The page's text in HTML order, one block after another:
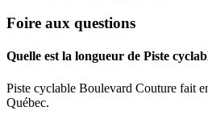
Foire aux questions
Quelle est la longueur de Piste
Piste cyclable Boulevard Couture fait
Québec.